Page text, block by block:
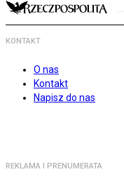
KONTAKT
O nas
Kontakt
Napisz do nas
REKLAMA I PRENUMERATA